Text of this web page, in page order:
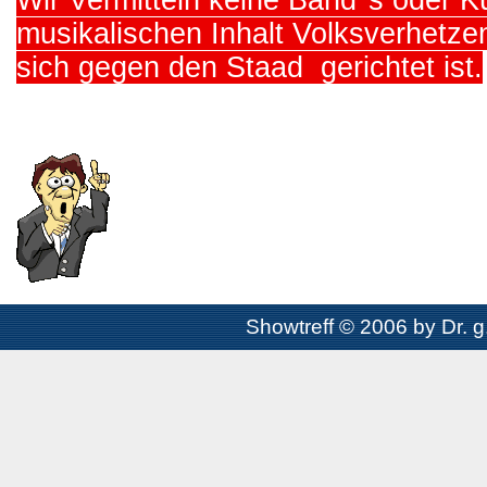
musikalischen Inhalt
sich gegen den Staad gerichtet ist.
Showtreff © 2006 by Dr.